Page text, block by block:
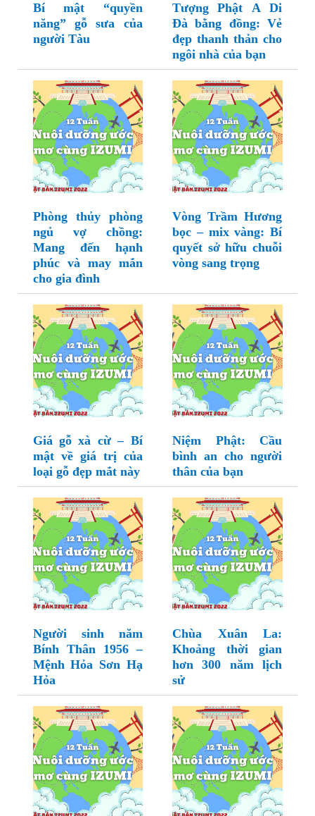
Bí mật “quyền
năng” gỗ sưa của
người Tàu
Tượng Phật A Di
Đà bằng đồng: Vẻ
đẹp thanh thản cho
ngôi nhà của bạn
Phòng thủy phòng
ngủ vợ chồng:
Mang đến hạnh
phúc và may mắn
cho gia đình
Vòng Trầm Hương
bọc – mix vàng: Bí
quyết sở hữu chuỗi
vòng sang trọng
Giá gỗ xà cừ – Bí
mật về giá trị của
loại gỗ đẹp mắt này
Niệm Phật: Cầu
bình an cho người
thân của bạn
Người sinh năm
Bính Thân 1956 –
Mệnh Hỏa Sơn Hạ
Hỏa
Chùa Xuân La:
Khoảng thời gian
hơn 300 năm lịch
sử